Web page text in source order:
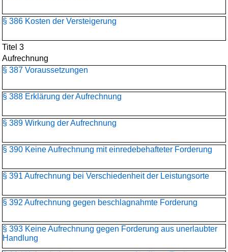
§ 386 Kosten der Versteigerung
Titel 3
Aufrechnung
§ 387 Voraussetzungen
§ 388 Erklärung der Aufrechnung
§ 389 Wirkung der Aufrechnung
§ 390 Keine Aufrechnung mit einredebehafteter Forderung
§ 391 Aufrechnung bei Verschiedenheit der Leistungsorte
§ 392 Aufrechnung gegen beschlagnahmte Forderung
§ 393 Keine Aufrechnung gegen Forderung aus unerlaubter
Handlung